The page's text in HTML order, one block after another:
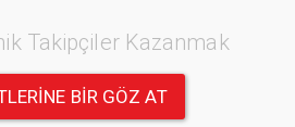
Takipçiler Kazanmak
BIR GÖZ AT